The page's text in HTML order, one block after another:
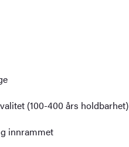
(100-400 års holdbarhet)
innrammet